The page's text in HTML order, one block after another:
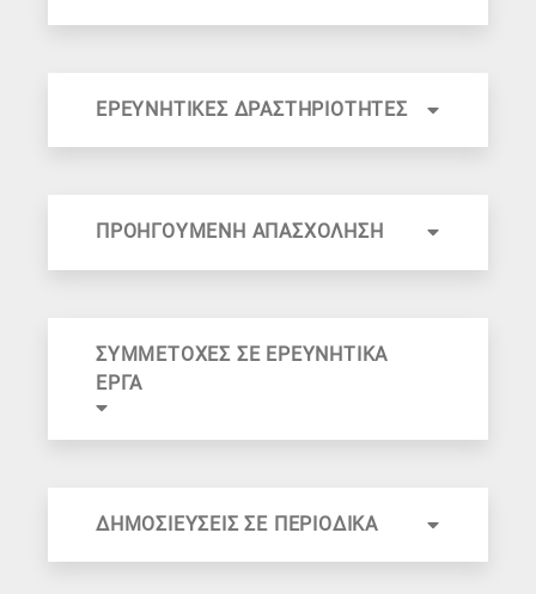
ΕΡΕΥΝΗΤΙΚΕΣ ΔΡΑΣΤΗΡΙΟΤΗΤΕΣ
ΠΡΟΗΓΟΥΜΕΝΗ ΑΠΑΣΧΟΛΗΣΗ
ΣΥΜΜΕΤΟΧΕΣ ΣΕ ΕΡΕΥΝΗΤΙΚΑ
ΕΡΓΑ
ΔΗΜΟΣΙΕΥΣΕΙΣ ΣΕ ΠΕΡΙΟΔΙΚΑ